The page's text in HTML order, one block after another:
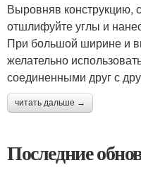
Выровняв конструкцию,
отшлифуйте углы и
При большой ширине и
желательно
соединенными друг с
читать дальше →
Последние